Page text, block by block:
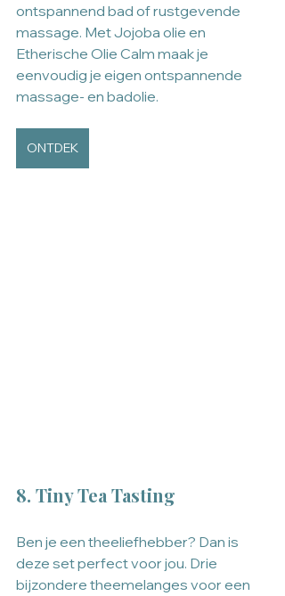
ontspannend bad of rustgevende
massage. Met Jojoba olie en
Etherische Olie Calm maak je
eenvoudig je eigen ontspannende
massage- en badolie.
ONTDEK
8. Tiny Tea Tasting
Ben je een theeliefhebber? Dan is
deze set perfect voor jou. Drie
bijzondere theemelanges voor een